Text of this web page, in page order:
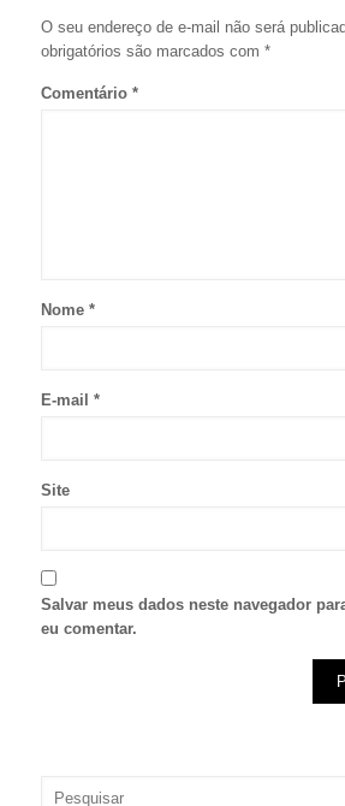
O seu endereço de e-mail não será
obrigatórios são marcados com *
Comentário *
Nome *
E-mail *
Site
Salvar meus dados neste navegador
eu comentar.